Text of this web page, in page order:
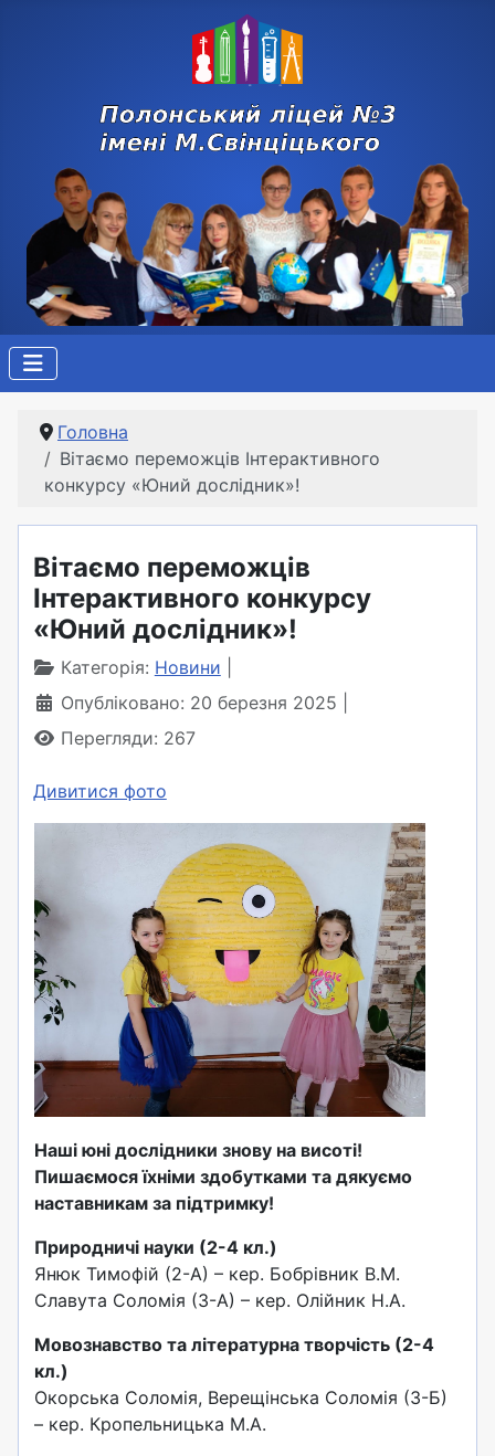
Головна
Вітаємо переможців Інтерактивного
конкурсу «Юний дослідник»!
Вітаємо переможців
Інтерактивного конкурсу
«Юний дослідник»!
Категорія: Новини
Опубліковано: 20 березня 2025
Перегляди: 267
Дивитися фото
Наші юні дослідники знову на висоті!
Пишаємося їхніми здобутками та дякуємо
наставникам за підтримку!
Природничі науки (2-4 кл.)
Янюк Тимофій (2-А) – кер. Бобрівник В.М.
Славута Соломія (3-А) – кер. Олійник Н.А.
Мовознавство та літературна творчість (2-4
кл.)
Окорська Соломія, Верещінська Соломія (3-Б)
– кер. Кропельницька М.А.